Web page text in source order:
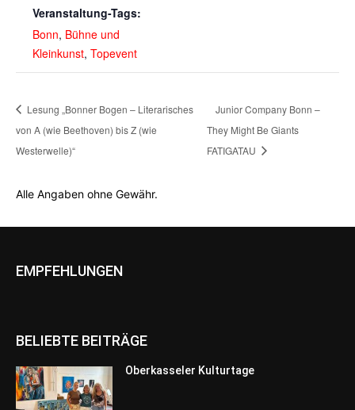
Veranstaltung-Tags:
Bonn, Bühne und
Kleinkunst, Topevent
Lesung „Bonner Bogen – Literarisches
von A (wie Beethoven) bis Z (wie
Westerwelle)“
Junior Company Bonn –
They Might Be Giants
FATIGATAU
Alle Angaben ohne Gewähr.
EMPFEHLUNGEN
BELIEBTE BEITRÄGE
Oberkasseler Kulturtage